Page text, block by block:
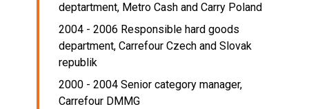
deptartment, Metro Cash and Carry Poland
2004 - 2006 Responsible hard goods
department, Carrefour Czech and Slovak
republik
2000 - 2004 Senior category manager,
Carrefour DMMG